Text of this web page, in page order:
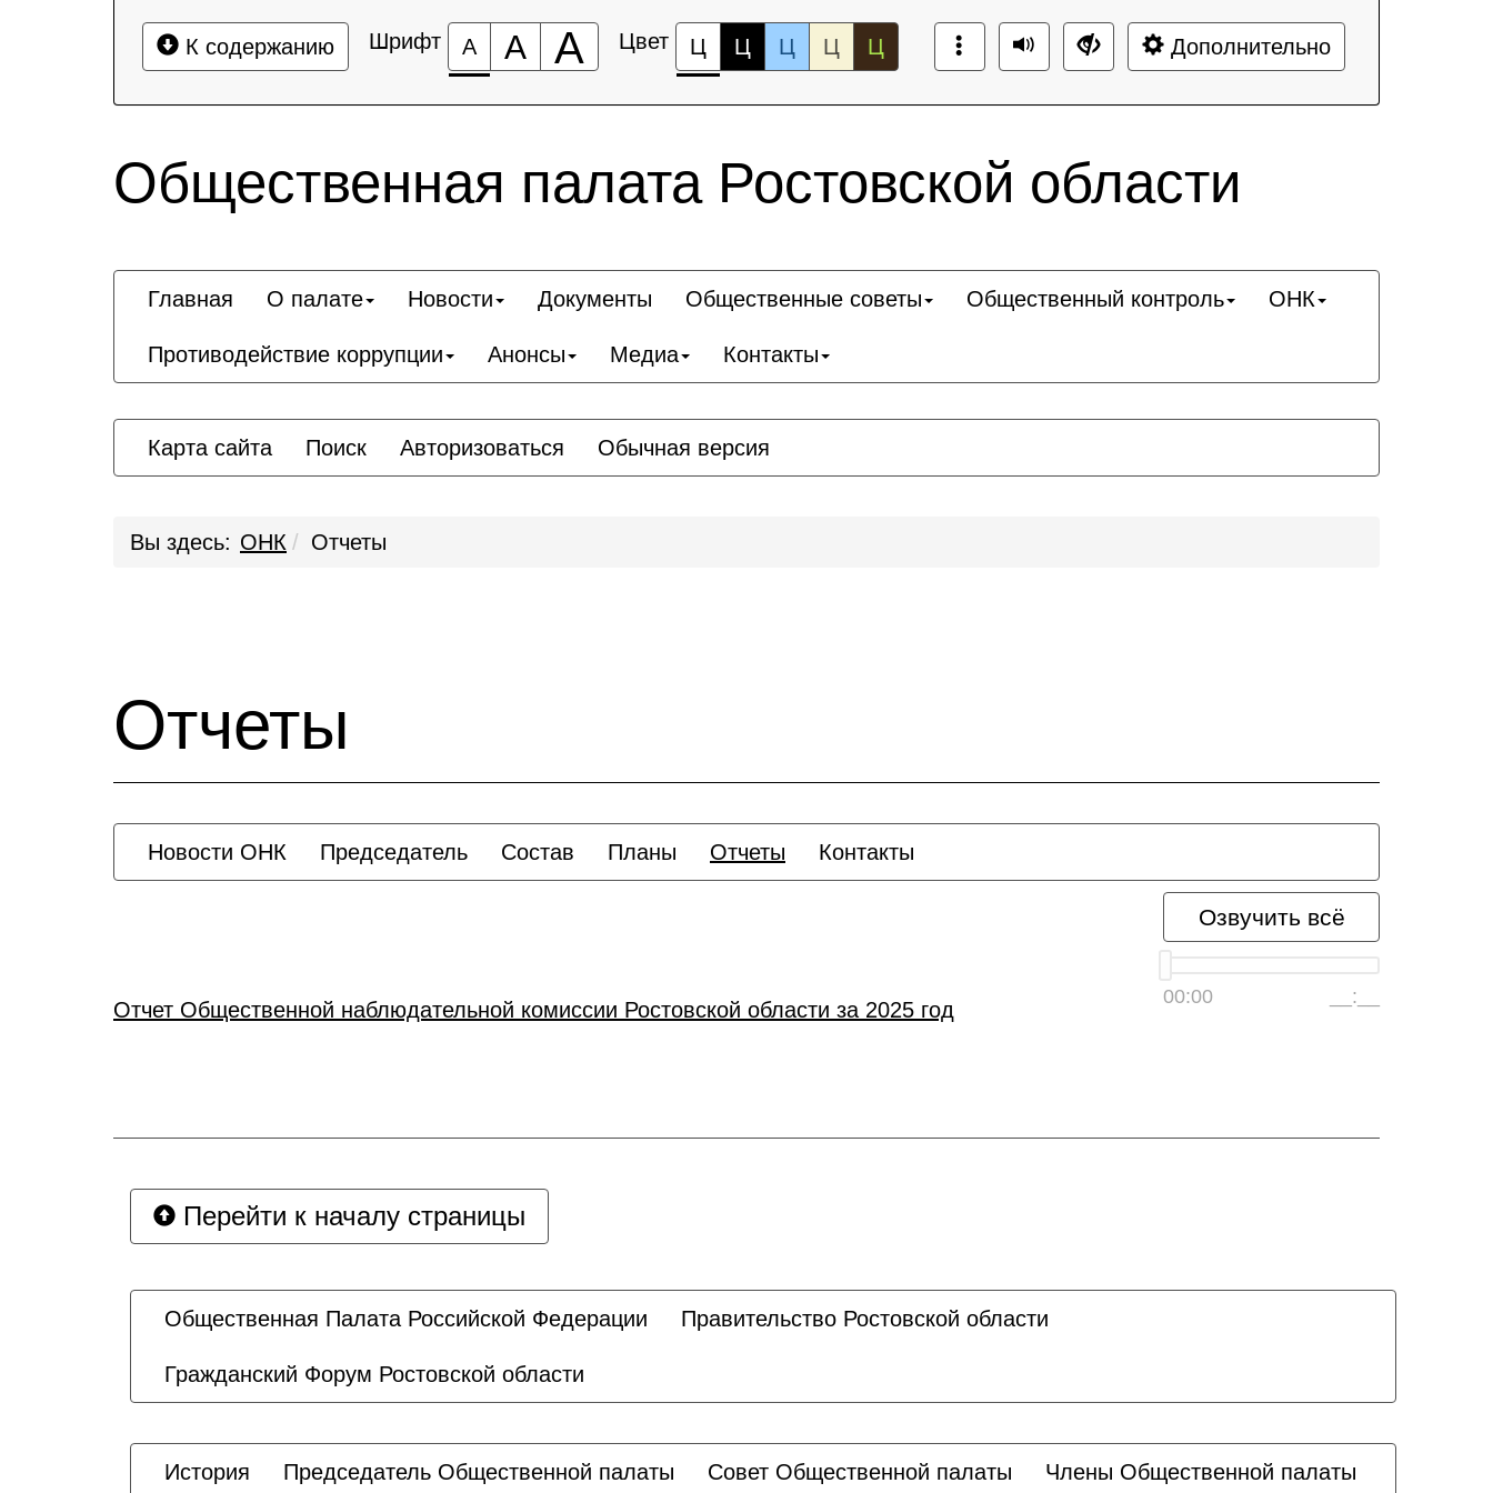
К содержанию Шрифт А А А Цвет Ц Ц Ц Ц Ц Дополнительно
Общественная палата Ростовской области
Главная О палате Новости Документы Общественные советы Общественный контроль ОНК
Противодействие коррупции Анонсы Медиа Контакты
Карта сайта Поиск Авторизоваться Обычная версия
Вы здесь: ОНК Отчеты
Отчеты
Новости ОНК Председатель Состав Планы Отчеты Контакты
Озвучить всё
00:00 __:__
Отчет Общественной наблюдательной комиссии Ростовской области за 2025 год
Перейти к началу страницы
Общественная Палата Российской Федерации Правительство Ростовской области
Гражданский Форум Ростовской области
История Председатель Общественной палаты Совет Общественной палаты Члены Общественной палаты